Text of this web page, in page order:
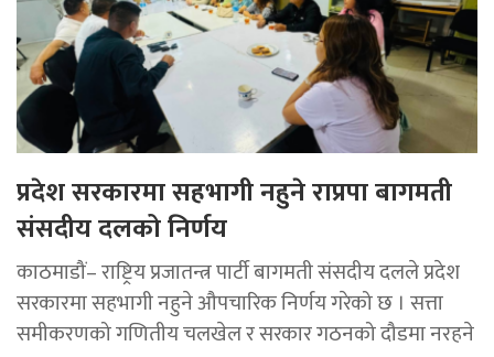
प्रदेश सरकारमा सहभागी नहुने राप्रपा बागमती
संसदीय दलको निर्णय
काठमाडौं– राष्ट्रिय प्रजातन्त्र पार्टी बागमती संसदीय दलले प्रदेश
सरकारमा सहभागी नहुने औपचारिक निर्णय गरेको छ । सत्ता
समीकरणको गणितीय चलखेल र सरकार गठनको दौडमा नरहने